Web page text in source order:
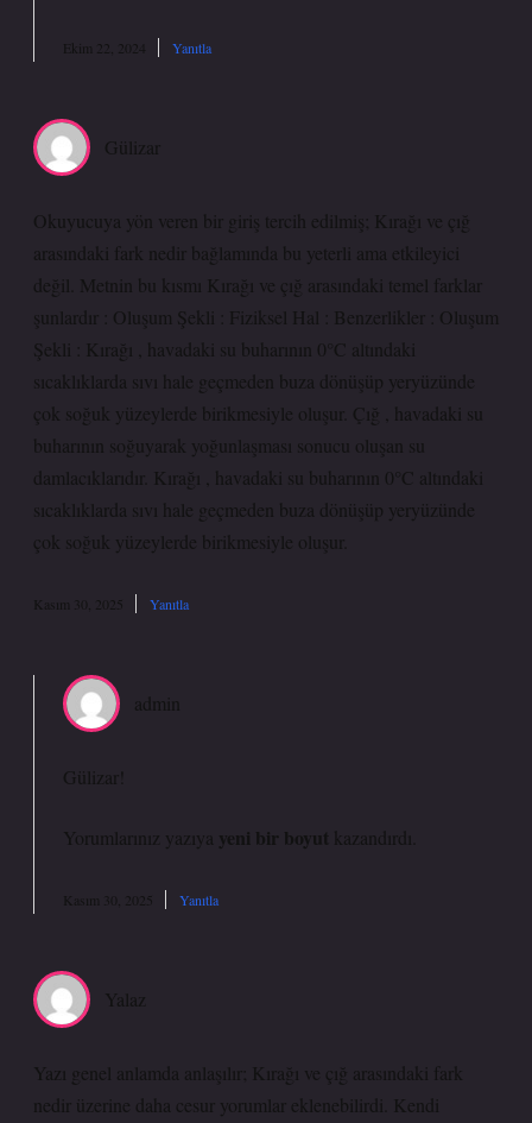
Ekim 22, 2024 Yanıtla
Gülizar
Okuyucuya yön veren bir giriş tercih edilmiş; Kırağı ve çığ
arasındaki fark nedir bağlamında bu yeterli ama etkileyici
değil. Metnin bu kısmı Kırağı ve çığ arasındaki temel farklar
şunlardır : Oluşum Şekli : Fiziksel Hal : Benzerlikler : Oluşum
Şekli : Kırağı , havadaki su buharının 0°C altındaki
sıcaklıklarda sıvı hale geçmeden buza dönüşüp yeryüzünde
çok soğuk yüzeylerde birikmesiyle oluşur. Çığ , havadaki su
buharının soğuyarak yoğunlaşması sonucu oluşan su
damlacıklarıdır. Kırağı , havadaki su buharının 0°C altındaki
sıcaklıklarda sıvı hale geçmeden buza dönüşüp yeryüzünde
çok soğuk yüzeylerde birikmesiyle oluşur.
Kasım 30, 2025 Yanıtla
admin
Gülizar!
Yorumlarınız yazıya yeni bir boyut kazandırdı.
Kasım 30, 2025 Yanıtla
Yalaz
Yazı genel anlamda anlaşılır; Kırağı ve çığ arasındaki fark
nedir üzerine daha cesur yorumlar eklenebilirdi. Kendi